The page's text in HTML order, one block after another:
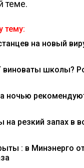
теме.
тему:
на новый
виноваты школы?
ночью
резкий запах в
: в Минэнерго